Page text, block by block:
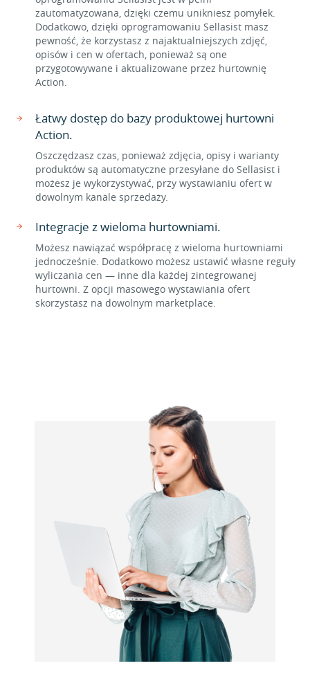
zautomatyzowana, dzięki czemu unikniesz pomyłek.
Dodatkowo, dzięki oprogramowaniu Sellasist masz
pewność, że korzystasz z najaktualniejszych zdjęć,
opisów i cen w ofertach, ponieważ są one
przygotowywane i aktualizowane przez hurtownię
Action.
Łatwy dostęp do bazy produktowej hurtowni
Action.
Oszczędzasz czas, ponieważ zdjęcia, opisy i warianty
produktów są automatyczne przesyłane do Sellasist i
możesz je wykorzystywać, przy wystawianiu ofert w
dowolnym kanale sprzedaży.
Integracje z wieloma hurtowniami.
Możesz nawiązać współpracę z wieloma hurtowniami
jednocześnie. Dodatkowo możesz ustawić własne reguły
wyliczania cen — inne dla każdej zintegrowanej
hurtowni. Z opcji masowego wystawiania ofert
skorzystasz na dowolnym marketplace.